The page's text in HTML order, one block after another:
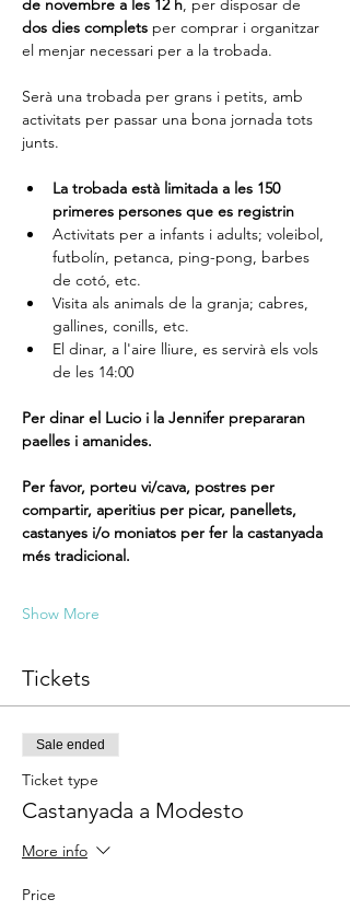
de novembre a les 12 h, per disposar de
dos dies complets per comprar i organitzar
el menjar necessari per a la trobada.
Serà una trobada per grans i petits, amb
activitats per passar una bona jornada tots
junts.
La trobada està limitada a les 150
primeres persones que es registrin
Activitats per a infants i adults; voleibol,
futbolín, petanca, ping-pong, barbes
de cotó, etc.
Visita als animals de la granja; cabres,
gallines, conills, etc.
El dinar, a l'aire lliure, es servirà els vols
de les 14:00
Per dinar el Lucio i la Jennifer prepararan
paelles i amanides.
Per favor, porteu vi/cava, postres per
compartir, aperitius per picar, panellets,
castanyes i/o moniatos per fer la castanyada
més tradicional.
Show More
Tickets
Sale ended
Ticket type
Castanyada a Modesto
More info
Price